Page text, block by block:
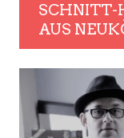
SCHNITT-
AUS